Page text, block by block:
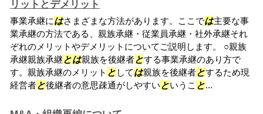
リットとデメリット
事業承継にはさまざまな方法があります。ここでは主要な事
業承継の方法である、親族承継・従業員承継・社外承継それ
ぞれのメリットやデメリットについてご説明します。 ○親族
承継親族承継とは親族を後継者とする事業承継のあり方で
す。親族承継のメリット と しては親族を後継者とするため現
経営者と後継者の意思疎通がしやすい というこ と...